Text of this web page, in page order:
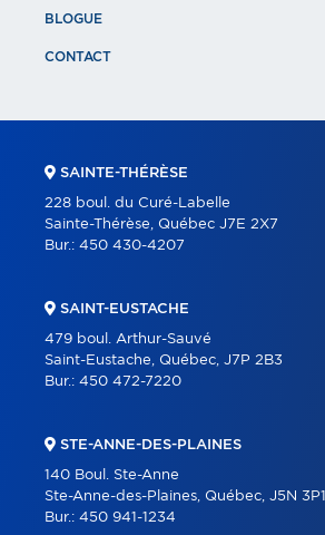
BLOGUE
CONTACT
SAINTE-THÉRÈSE
228 boul. du Curé-Labelle
Sainte-Thérèse, Québec J7E 2X7
Bur.: 450 430-4207
SAINT-EUSTACHE
479 boul. Arthur-Sauvé
Saint-Eustache, Québec, J7P 2B3
Bur.: 450 472-7220
STE-ANNE-DES-PLAINES
140 Boul. Ste-Anne
Ste-Anne-des-Plaines, Québec, J5N 3P1
Bur.: 450 941-1234